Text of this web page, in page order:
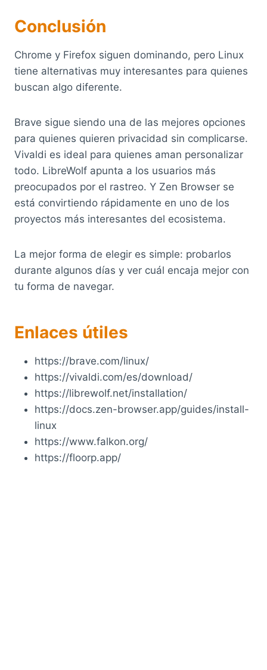
Conclusión
Chrome y Firefox siguen dominando, pero Linux
tiene alternativas muy interesantes para quienes
buscan algo diferente.
Brave sigue siendo una de las mejores opciones
para quienes quieren privacidad sin complicarse.
Vivaldi es ideal para quienes aman personalizar
todo. LibreWolf apunta a los usuarios más
preocupados por el rastreo. Y Zen Browser se
está convirtiendo rápidamente en uno de los
proyectos más interesantes del ecosistema.
La mejor forma de elegir es simple: probarlos
durante algunos días y ver cuál encaja mejor con
tu forma de navegar.
Enlaces útiles
https://brave.com/linux/
https://vivaldi.com/es/download/
https://librewolf.net/installation/
https://docs.zen-browser.app/guides/install-
linux
https://www.falkon.org/
https://floorp.app/